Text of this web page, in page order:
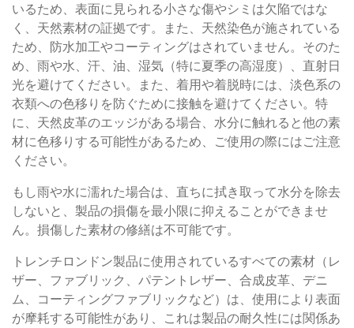
いるため、表面に見られる小さな傷やシミは欠陥ではな
く、天然素材の証拠です。また、天然染色が施されている
ため、防水加工やコーティングはされていません。そのた
め、雨や水、汗、油、湿気（特に夏季の高湿度）、直射日
光を避けてください。また、着用や着脱時には、淡色系の
衣類への色移りを防ぐために接触を避けてください。特
に、天然皮革のエッジがある場合、水分に触れると他の素
材に色移りする可能性があるため、ご使用の際にはご注意
ください。
もし雨や水に濡れた場合は、直ちに拭き取って水分を除去
しないと、製品の損傷を最小限に抑えることができませ
ん。損傷した素材の修繕は不可能です。
トレンチロンドン製品に使用されているすべての素材（レ
ザー、ファブリック、パテントレザー、合成皮革、デニ
ム、コーティングファブリックなど）は、使用により表面
が摩耗する可能性があり、これは製品の耐久性には関係あ